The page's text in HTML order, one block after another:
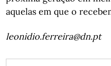
aquelas em que o
leonidio.ferreira@dn.pt